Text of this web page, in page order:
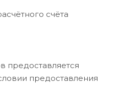
счёта
предоставляется
предоставления